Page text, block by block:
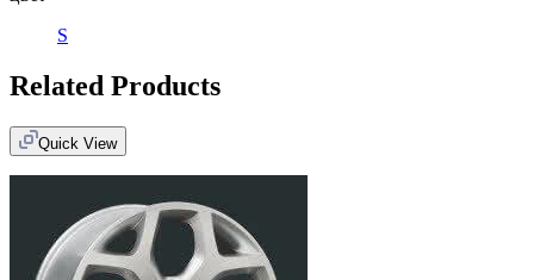
S
Related Products
Quick View